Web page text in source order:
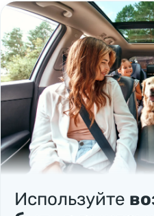
Используйте